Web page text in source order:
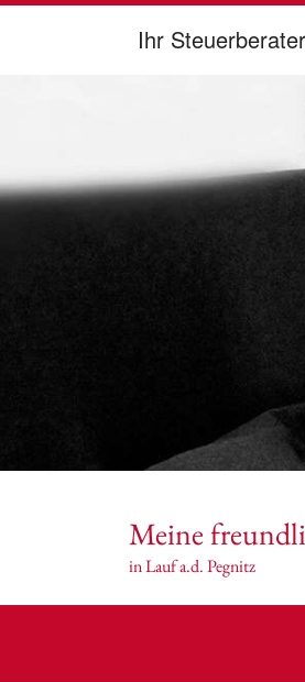
Ihr Steuerberater
Meine
in Lauf a.d. Pegnitz